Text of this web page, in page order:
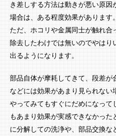
き差しする方法は動きが悪い原因
場合は、ある程度効果があります。
ただ、ホコリや金属同士が触れ合
除去したわけでは無いのでやはり
出るようになります。
部品自体が摩耗してきて、段差が
などには効果があまり見られない
やってみてもすぐにだめになって
もあまり効果が実感できなかった
に分解しての洗浄や、部品交換な